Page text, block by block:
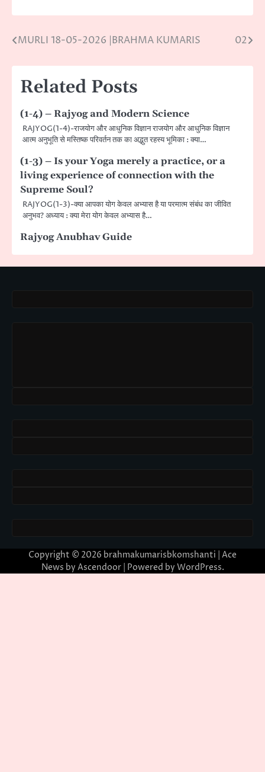
Post
navigation
MURLI 18-05-2026 |BRAHMA KUMARIS 02
Related Posts
(1-4) – Rajyog and Modern Science
RAJYOG(1-4)-राजयोग और आधुनिक विज्ञान राजयोग और आधुनिक विज्ञान
आत्म अनुभूति से मस्तिष्क परिवर्तन तक का अद्भुत रहस्य भूमिका : क्या…
(1-3) – Is your Yoga merely a practice, or a
living experience of connection with the
Supreme Soul?
RAJYOG(1-3)-क्या आपका योग केवल अभ्यास है या परमात्म संबंध का जीवित
अनुभव? अध्याय : क्या मेरा योग केवल अभ्यास है…
Rajyog Anubhav Guide
Copyright © 2026 brahmakumarisbkomshanti | Ace
News by Ascendoor| Powered by WordPress.